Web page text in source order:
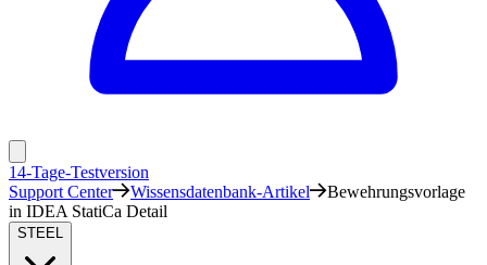
14-Tage-Testversion
Support Center
Wissensdatenbank-Artikel
Bewehrungsvorlage
in IDEA StatiCa Detail
STEEL